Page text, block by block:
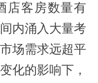
店客房数量有
内涌入大量考
场需求远超平
化的影响下，